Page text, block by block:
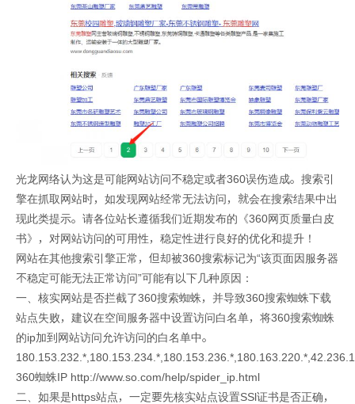
光龙网络认为这是可能网站访问不稳定或者360误伤造成。搜索引
擎在抓取网站时，如发现网站经常无法访问，就会在搜索结果中出
现此类提示。请各位站长遵循我们近期发布的《360网页质量白皮
书》，对网站访问的可用性，稳定性进行良好的优化和提升！
网站在其他搜索引擎正常，但却被360搜索标记为“该页面因服务器
不稳定可能无法正常访问”可能有以下几种原因：
一、核实网站是否拦截了360搜索蜘蛛，并导致360搜索蜘蛛下载
站点失败，建议在空间服务器中设置访问白名单，将360搜索蜘蛛
的ip加到网站访问允许访问的白名单中。
360蜘蛛IP http://www.so.com/help/spider_ip.html
二、如果是https站点，一定要先核实站点设置SSl证书是否正确，